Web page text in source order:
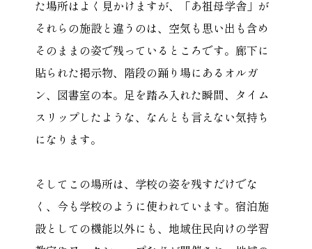
た場所はよく見かけますが、「あ祖母学舎」が
それらの施設と違うのは、空気も思い出も含め
そのままの姿で残っているところです。廊下に
貼られた掲示物、階段の踊り場にあるオルガ
ン、図書室の本。足を踏み入れた瞬間、タイム
スリップしたような、なんとも言えない気持ち
になります。
そしてこの場所は、学校の姿を残すだけでな
く、今も学校のように使われています。宿泊施
設としての機能以外にも、地域住民向けの学習